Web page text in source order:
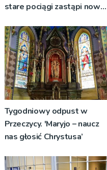
stare pociągi zastąpi nowy
Tygodniowy odpust w
Przeczycy. 'Maryjo – naucz
nas głosić Chrystusa’